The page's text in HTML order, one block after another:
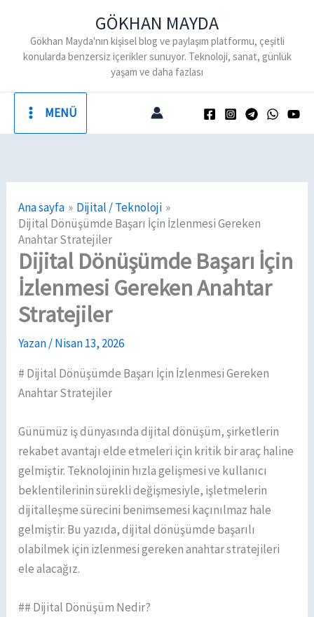
GÖKHAN MAYDA
Gökhan Mayda'nın kişisel blog ve paylaşım platformu, çeşitli
konularda benzersiz içerikler sunuyor. Teknoloji, sanat, günlük
yaşam ve daha fazlası
MENÜ
Ana sayfa
Dijital / Teknoloji
Dijital Dönüşümde Başarı İçin İzlenmesi Gereken
Anahtar Stratejiler
Dijital Dönüşümde Başarı İçin
İzlenmesi Gereken Anahtar
Stratejiler
Yazan/Nisan 13, 2026
# Dijital Dönüşümde Başarı İçin İzlenmesi Gereken
Anahtar Stratejiler
Günümüz iş dünyasında dijital dönüşüm, şirketlerin
rekabet avantajı elde etmeleri için kritik bir araç haline
gelmiştir. Teknolojinin hızla gelişmesi ve kullanıcı
beklentilerinin sürekli değişmesiyle, işletmelerin
dijitalleşme sürecini benimsemesi kaçınılmaz hale
gelmiştir. Bu yazıda, dijital dönüşümde başarılı
olabilmek için izlenmesi gereken anahtar stratejileri
ele alacağız.
## Dijital Dönüşüm Nedir?